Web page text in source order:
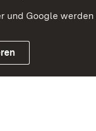
Kontakt
Google